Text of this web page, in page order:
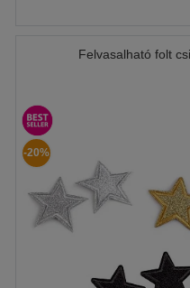
Felvasalható folt
-20%